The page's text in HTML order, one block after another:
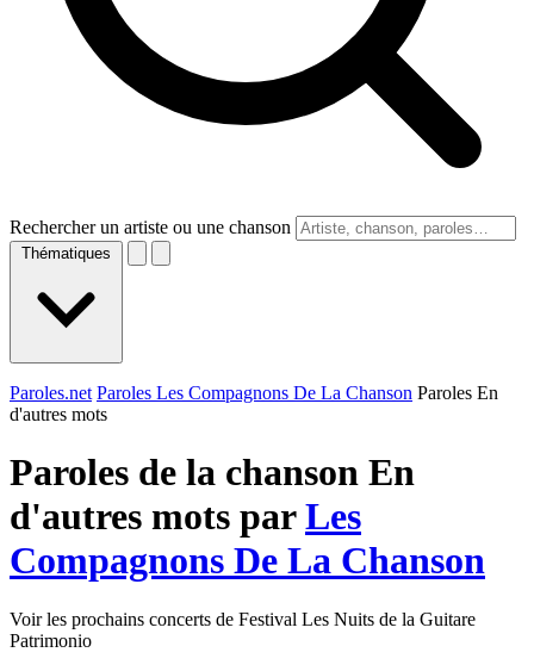
Rechercher un artiste ou une chanson
Thématiques
Paroles.net Paroles Les Compagnons De La Chanson Paroles En
d'autres mots
Paroles de la chanson En
d'autres mots parLes
Compagnons De La Chanson
Voir les prochains concerts de Festival Les Nuits de la Guitare
Patrimonio